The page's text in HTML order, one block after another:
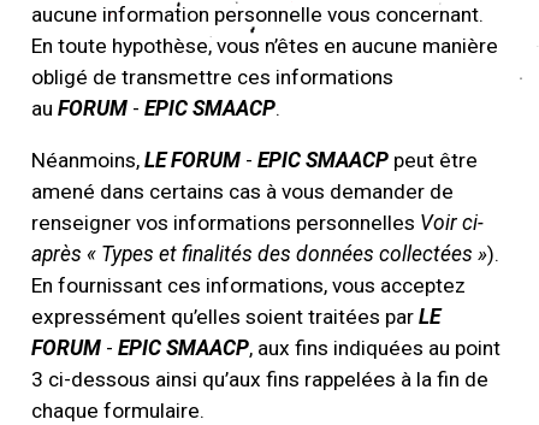
aucune information personnelle vous concernant.
En toute hypothèse, vous n’êtes en aucune manière
obligé de transmettre ces informations
auFORUM -EPIC SMAACP.
Néanmoins,LE FORUM -EPIC SMAACP peut être
amené dans certains cas à vous demander de
renseigner vos informations personnelles Voir ci-
après « Types et finalités des données collectées »).
En fournissant ces informations, vous acceptez
expressément qu’elles soient traitées parLE
FORUM -EPIC SMAACP, aux fins indiquées au point
3 ci-dessous ainsi qu’aux fins rappelées à la fin de
chaque formulaire.